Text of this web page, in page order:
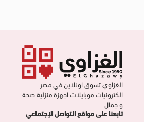
الغزاوي تسوق اونلاين في مصر
الكترونيات موبايلات اجهزة منزلية صحة
و جمال
تابعنا على مواقع التواصل الإجتماعي